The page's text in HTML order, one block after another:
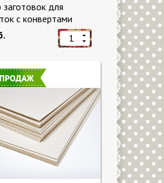
для
с конвертами
мир (Old World) от